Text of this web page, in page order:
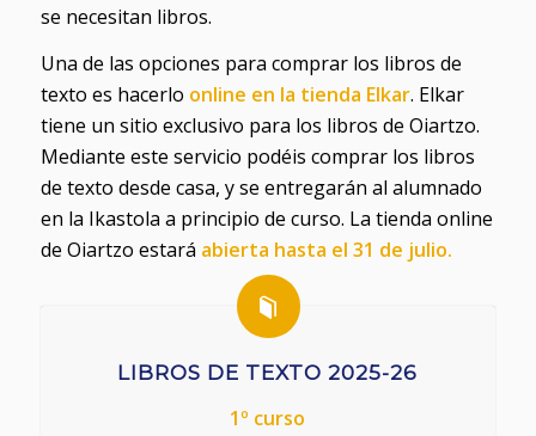
se necesitan libros.
Una de las opciones para comprar los libros de
texto es hacerlo online en la tienda Elkar. Elkar
tiene un sitio exclusivo para los libros de Oiartzo.
Mediante este servicio podéis comprar los libros
de texto desde casa, y se entregarán al alumnado
en la Ikastola a principio de curso. La tienda online
de Oiartzo estará abierta hasta el 31 de julio.
LIBROS DE TEXTO 2025-26
1º curso